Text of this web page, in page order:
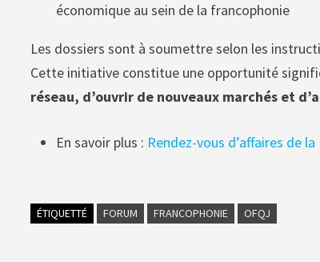
économique au sein de la francophonie
Les dossiers sont à soumettre selon les
Cette initiative constitue une opportunité
réseau, d’ouvrir de nouveaux marchés et
En savoir plus : Rendez-vous d’affaires de
ÉTIQUETTÉ FORUM FRANCOPHONIE OFQJ